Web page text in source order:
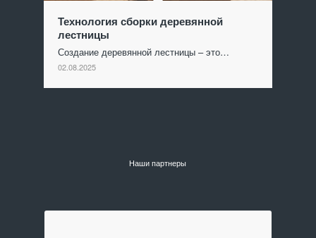
Технология сборки деревянной
лестницы
Создание деревянной лестницы – это…
02.08.2025
Наши партнеры